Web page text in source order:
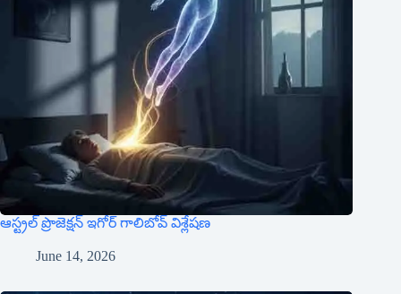
ఆస్ట్రల్ ప్రొజెక్షన్ ఇగోర్ గాలిబోవ్ విశ్లేషణ
June 14, 2026